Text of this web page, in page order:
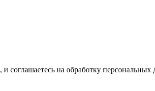
, и соглашаетесь на обработку персональных